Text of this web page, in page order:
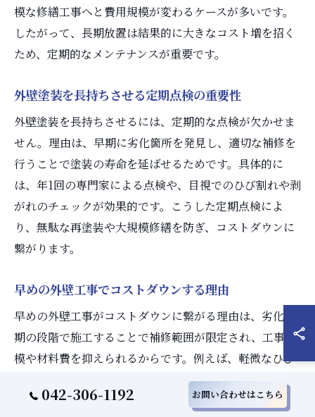
模な修繕工事へと費用規模が変わるケースが多いです。
したがって、長期放置は結果的に大きなコスト増を招く
ため、定期的なメンテナンスが重要です。
外壁塗装を長持ちさせる定期点検の重要性
外壁塗装を長持ちさせるには、定期的な点検が欠かせま
せん。理由は、早期に劣化箇所を発見し、適切な補修を
行うことで塗装の寿命を延ばせるためです。具体的に
は、年1回の専門家による点検や、目視でのひび割れや剥
がれのチェックが効果的です。こうした定期点検によ
り、無駄な再塗装や大規模修繕を防ぎ、コストダウンに
繋がります。
早めの外壁工事でコストダウンする理由
早めの外壁工事がコストダウンに繋がる理由は、劣化初
期の段階で施工することで補修範囲が限定され、工事規
模や材料費を抑えられるからです。例えば、軽微なひび
割れ補修や再塗装で済めば、大規模な外壁張替えを回避
できます。また、助成金の活用や複数業者の見積もり比
042-306-1192 お問い合わせはこちら